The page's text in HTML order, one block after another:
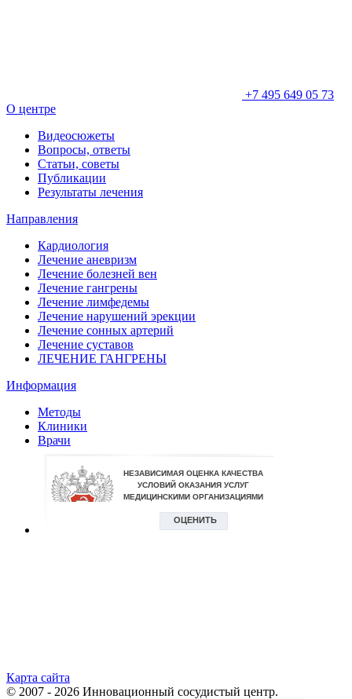
+7 495 649 05 73
О центре
Видеосюжеты
Вопросы, ответы
Статьи, советы
Публикации
Результаты лечения
Направления
Кардиология
Лечение аневризм
Лечение болезней вен
Лечение гангрены
Лечение лимфедемы
Лечение нарушений эрекции
Лечение сонных артерий
Лечение суставов
ЛЕЧЕНИЕ ГАНГРЕНЫ
Информация
Методы
Клиники
Врачи
Карта сайта
© 2007 - 2026 Инновационный сосудистый центр.